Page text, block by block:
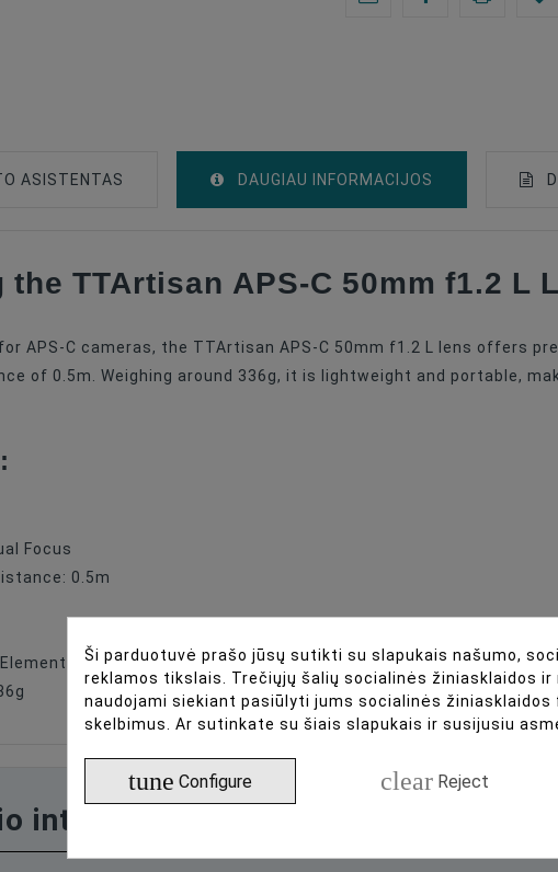
ASISTENTAS DAUGIAU INFORMACIJOS
Lenses
APS-C
F/1.2
TTArtisan APS-C 50mm f1.2 L
APS-C cameras, the TTArtisan APS-C 50mm f1.2 L lens offers
of 0.5m. Weighing around 336g, it is lightweight and portable,
Focus
0.5m
in 5 Groups
intelekto asistentas
Ši parduotuvė prašo jūsų sutikti su slapukais našumo,
reklamos tikslais. Trečiųjų šalių socialinės žiniasklaidos ir
naudojami siekiant pasiūlyti jums socialinės
skelbimus. Ar sutinkate su šiais slapukais ir susijusiu
tune Configure clear Reject